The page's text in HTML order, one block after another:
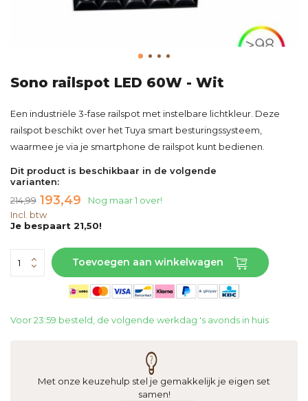
Sono railspot LED 60W - Wit
Een industriële 3-fase railspot met instelbare lichtkleur. Deze
railspot beschikt over het Tuya smart besturingssysteem,
waarmee je via je smartphone de railspot kunt bedienen.
Dit product is beschikbaar in de volgende
varianten:
214,99 193,49
Nog maar 1 over!
Incl. btw
Je bespaart 21,50!
Toevoegen aan winkelwagen
Voor 23:59 besteld, de volgende werkdag 's avonds in huis
Met onze keuzehulp stel je gemakkelijk je eigen set
samen!